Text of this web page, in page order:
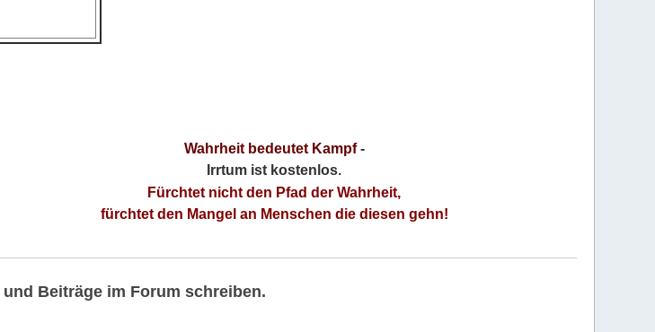
Wahrheit bedeutet Kampf-
Irrtum ist kostenlos.
Fürchtet nicht den Pfad der Wahrheit,
fürchtet den Mangel an Menschen die diesen gehn!
Beiträge im Forum schreiben.